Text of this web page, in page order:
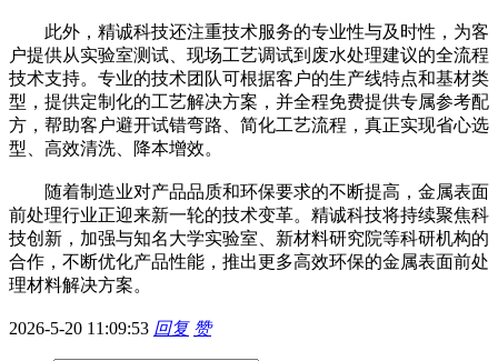
此外，精诚科技还注重技术服务的专业性与及时性，为客
户提供从实验室测试、现场工艺调试到废水处理建议的全流程
技术支持。专业的技术团队可根据客户的生产线特点和基材类
型，提供定制化的工艺解决方案，并全程免费提供专属参考配
方，帮助客户避开试错弯路、简化工艺流程，真正实现省心选
型、高效清洗、降本增效。
随着制造业对产品品质和环保要求的不断提高，金属表面
前处理行业正迎来新一轮的技术变革。精诚科技将持续聚焦科
技创新，加强与知名大学实验室、新材料研究院等科研机构的
合作，不断优化产品性能，推出更多高效环保的金属表面前处
理材料解决方案。
2026-5-20 11:09:53 回复 赞